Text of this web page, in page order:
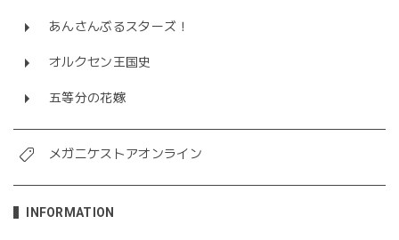
あんさんぶるスターズ！
オルクセン王国史
五等分の花嫁
メガニケストアオンライン
INFORMATION